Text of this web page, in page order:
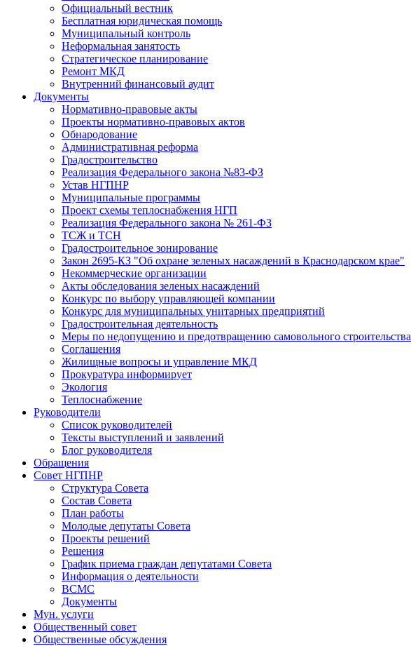
Официальный вестник
Бесплатная юридическая помощь
Муниципальный контроль
Неформальная занятость
Стратегическое планирование
Ремонт МКД
Внутренний финансовый аудит
Документы
Нормативно-правовые акты
Проекты нормативно-правовых актов
Обнародование
Административная реформа
Градостроительство
Реализация Федерального закона №83-ФЗ
Устав НГПНР
Муниципальные программы
Проект схемы теплоснабжения НГП
Реализация Федерального закона № 261-ФЗ
ТСЖ и ТСН
Градостроительное зонирование
Закон 2695-КЗ "Об охране зеленых насаждений в Краснодарском крае"
Некоммерческие организации
Акты обследования зеленых насаждений
Конкурс по выбору управляющей компании
Конкурс для муниципальных унитарных предприятий
Градостроительная деятельность
Меры по недопущению и предотвращению самовольного строительства
Соглашения
Жилищные вопросы и управление МКД
Прокуратура информирует
Экология
Теплоснабжение
Руководители
Список руководителей
Тексты выступлений и заявлений
Блог руководителя
Обращения
Совет НГПНР
Структура Совета
Состав Совета
План работы
Молодые депутаты Совета
Проекты решений
Решения
График приема граждан депутатами Совета
Информация о деятельности
ВСМС
Документы
Мун. услуги
Общественный совет
Общественные обсуждения